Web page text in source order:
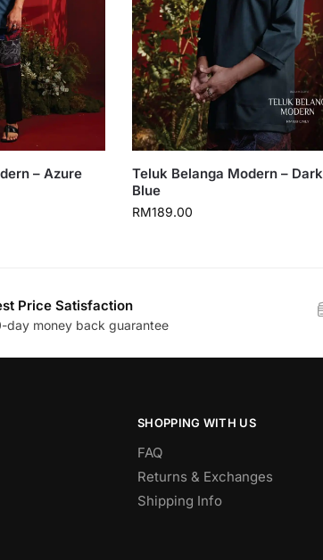
– Azure
Teluk Belanga Modern – Dark
Blue
RM189.00
Price Satisfaction
day money back guarantee
SHOPPING WITH US
FAQ
Returns & Exchanges
Shipping Info